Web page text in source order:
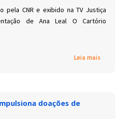
pela CNR e exibido na TV Justiça
de Ana Leal O Cartório
Leia mais
doações de